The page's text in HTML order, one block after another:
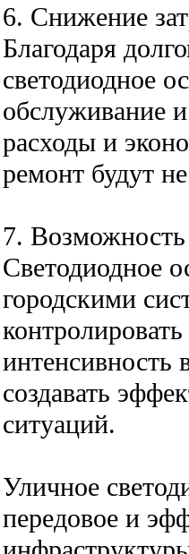
6. Снижение
Благодаря
светодиодное
обслуживание
расходы и
ремонт будут
7.
Светодиодное
городскими
интенсивность
создавать
ситуаций.
Уличное
передовое и